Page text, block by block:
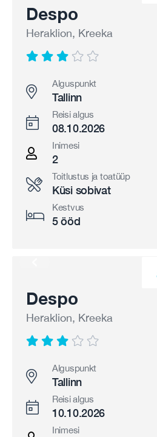
Despo
Heraklion, Kreeka
Alguspunkt
Tallinn
Reisi algus
08.10.2026
Inimesi
2
Toitlustus ja toatüüp
Küsi sobivat
Kestvus
5 ööd
Despo
Heraklion, Kreeka
Alguspunkt
Tallinn
Reisi algus
10.10.2026
Inimesi